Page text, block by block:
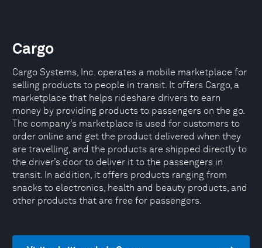
Cargo
Cargo Systems, Inc. operates a mobile marketplace for
selling products to people in transit. It offers Cargo, a
marketplace that helps rideshare drivers to earn
money by providing products to passengers on the go.
The company’s marketplace is used for customers to
order online and get the product delivered when they
are travelling, and the products are shipped directly to
the driver’s door to deliver it to the passengers in
transit. In addition, it offers products ranging from
snacks to electronics, health and beauty products, and
other products that are free for passengers.